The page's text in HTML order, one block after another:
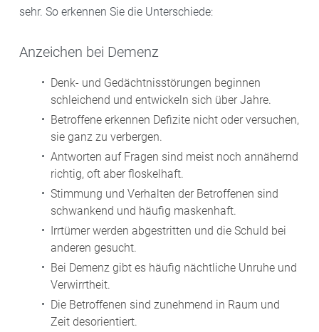
sehr. So erkennen Sie die Unterschiede:
Anzeichen bei Demenz
Denk- und Gedächtnisstörungen beginnen
schleichend und entwickeln sich über Jahre.
Betroffene erkennen Defizite nicht oder versuchen,
sie ganz zu verbergen.
Antworten auf Fragen sind meist noch annähernd
richtig, oft aber floskelhaft.
Stimmung und Verhalten der Betroffenen sind
schwankend und häufig maskenhaft.
Irrtümer werden abgestritten und die Schuld bei
anderen gesucht.
Bei Demenz gibt es häufig nächtliche Unruhe und
Verwirrtheit.
Die Betroffenen sind zunehmend in Raum und
Zeit desorientiert.